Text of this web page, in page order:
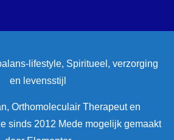
lifestyle, Spiritueel, verzorging
en levensstijl
Orthomoleculair Therapeut en
sinds 2012 Mede mogelijk gemaakt